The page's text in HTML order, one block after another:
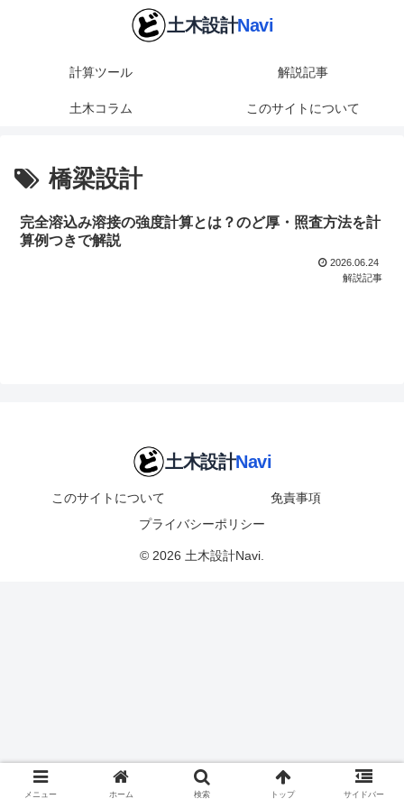
計算ツール 解説記事
土木コラム このサイトについて
橋梁設計
完全溶込み溶接の強度計算とは？のど厚・照査方法を計
算例つきで解説
2026.06.24
解説記事
このサイトについて
免責事項
プライバシーポリシー
© 2026 土木設計Navi.
メニュー ホーム 検索 トップ サイドバー